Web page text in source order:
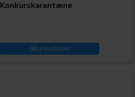
Konkurskarantæne
5Kursustimer